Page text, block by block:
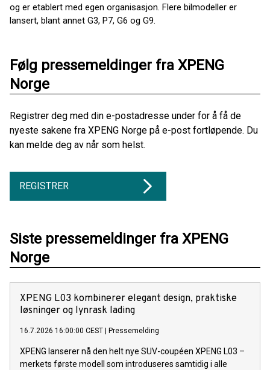
og er etablert med egen organisasjon. Flere bilmodeller er
lansert, blant annet G3, P7, G6 og G9.
Følg pressemeldinger fra XPENG
Norge
Registrer deg med din e-postadresse under for å få de
nyeste sakene fra XPENG Norge på e-post fortløpende. Du
kan melde deg av når som helst.
REGISTRER
Siste pressemeldinger fra XPENG
Norge
XPENG L03 kombinerer elegant design, praktiske
løsninger og lynrask lading
16.7.2026 16:00:00 CEST | Pressemelding
XPENG lanserer nå den helt nye SUV-coupéen XPENG L03 –
merkets første modell som introduseres samtidig i alle